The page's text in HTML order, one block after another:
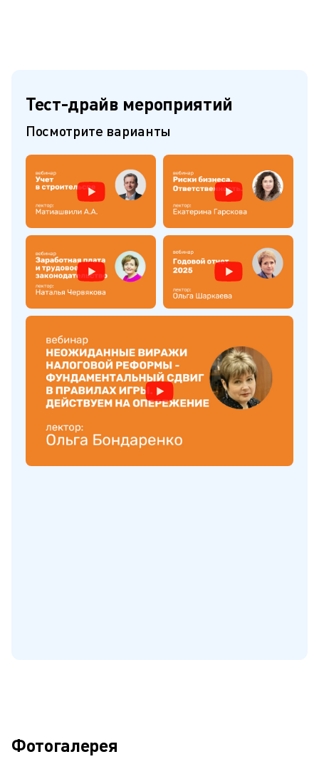
Тест-драйв мероприятий
Посмотрите варианты
Фотогалерея